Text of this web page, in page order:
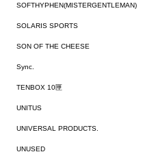
SOFTHYPHEN(MISTERGENTLEMAN)
SOLARIS SPORTS
SON OF THE CHEESE
Sync.
TENBOX 10匣
UNITUS
UNIVERSAL PRODUCTS.
UNUSED